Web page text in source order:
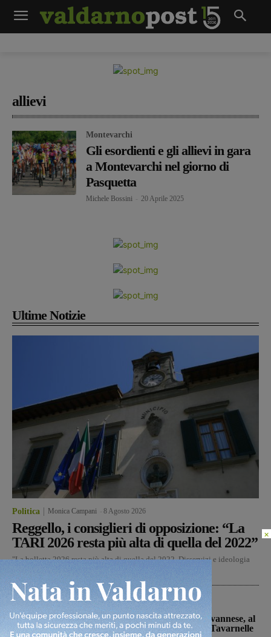
allievi
Montevarchi
Gli esordienti e gli allievi in gara
a Montevarchi nel giorno di
Pasquetta
Michele Bossini 20 Aprile 2025
Ultime Notizie
Politica Monica Campani 8 Agosto 2026
Reggello, i consiglieri di opposizione: “La
TARI 2026 resta più alta di quella del 2022”
"La bolletta 2026 resta più alta di quella del 2022. Disservizi e ideologia
Calcio
Prima stagionale per la Sangiovannese, al
“Fedini” arriva il San Donato Tavarnelle
×